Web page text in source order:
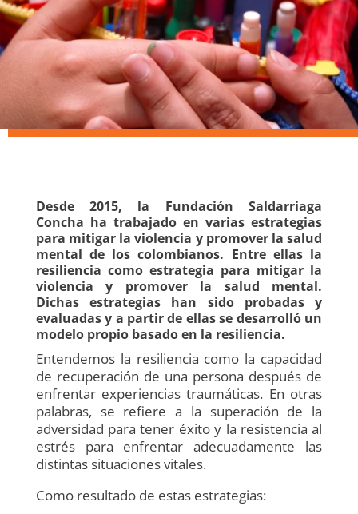
Desde 2015, la Fundación Saldarriaga
Concha ha trabajado en varias estrategias
para mitigar la violencia y promover la salud
mental de los colombianos. Entre ellas la
resiliencia como estrategia para mitigar la
violencia y promover la salud mental.
Dichas estrategias han sido probadas y
evaluadas y a partir de ellas se desarrolló un
modelo propio basado en la resiliencia.
Entendemos la resiliencia como la capacidad
de recuperación de una persona después de
enfrentar experiencias traumáticas. En otras
palabras, se refiere a la superación de la
adversidad para tener éxito y la resistencia al
estrés para enfrentar adecuadamente las
distintas situaciones vitales.
Como resultado de estas estrategias: